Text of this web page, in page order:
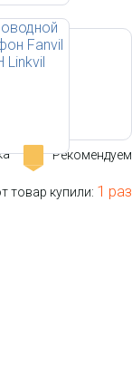
Рекомендуем
товар купили: 1 раз